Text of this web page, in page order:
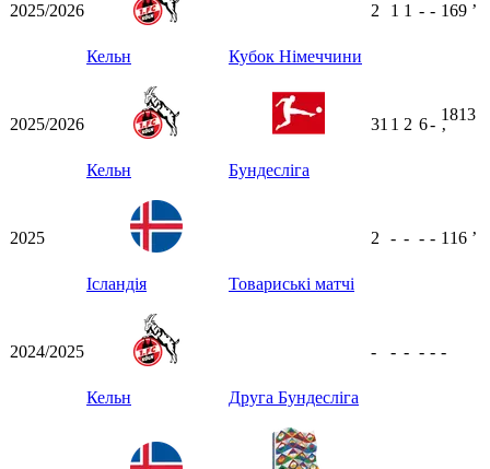
2025/2026
Кельн Кубок Німеччини
2 1 1 - - 169 ʼ
2025/2026
Кельн Бундесліга
31 1 2 6-
1813
ʼ
2025
Ісландія Товариські матчі
2 - - - - 116 ʼ
2024/2025
Кельн Друга Бундесліга
- - - - - -